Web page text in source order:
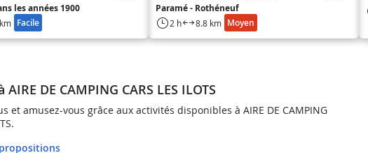
les années 1900
Facile
Paramé - Rothéneuf
2 h 8.8 km Moyen
DE CAMPING CARS LES ILOTS
et amusez-vous grâce aux activités disponibles à AIRE DE CAMPING